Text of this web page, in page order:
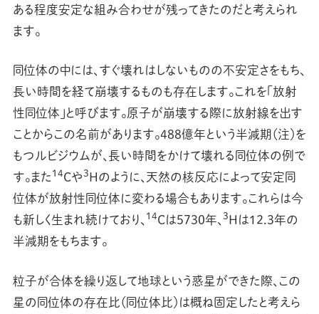
ある程度安定な組み合わせが残ってきたのだと考えられ
ます。
同位体の中には、すぐ壊れはしないものの不安定さをもち、
長い時間を経て崩壊するものも存在します。これを「放射
性同位体」と呼びます。原子が崩壊する際に放射線を出す
ことからこの名前があります。488億年という半減期（注）を
もつルビジウムが、長い時間をかけて壊れる同位体の例で
す。また14Cや3Hのように、天然の核反応によって安定同
位体が放射性同位体に変わる場合もあります。これらは今
も新しく生まれ続けており、 14Cは5730年、3Hは12.3年の
半減期をもちます。
粒子が合体を繰り返して地球という惑星ができた際、この
星の同位体の存在比（同位体比）は概ね固定したと考えら